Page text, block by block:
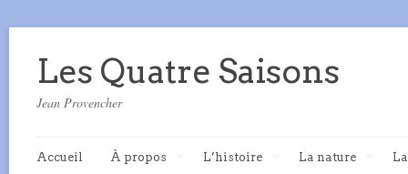
Les Quatre Saisons
Jean Provencher
Accueil À propos L’histoire La nature